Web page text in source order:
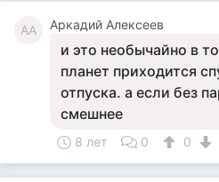
АА Аркадий Алексеев
и это необычайно в
планет приходится
отпуска. а если без
смешнее
8 лет 0 0